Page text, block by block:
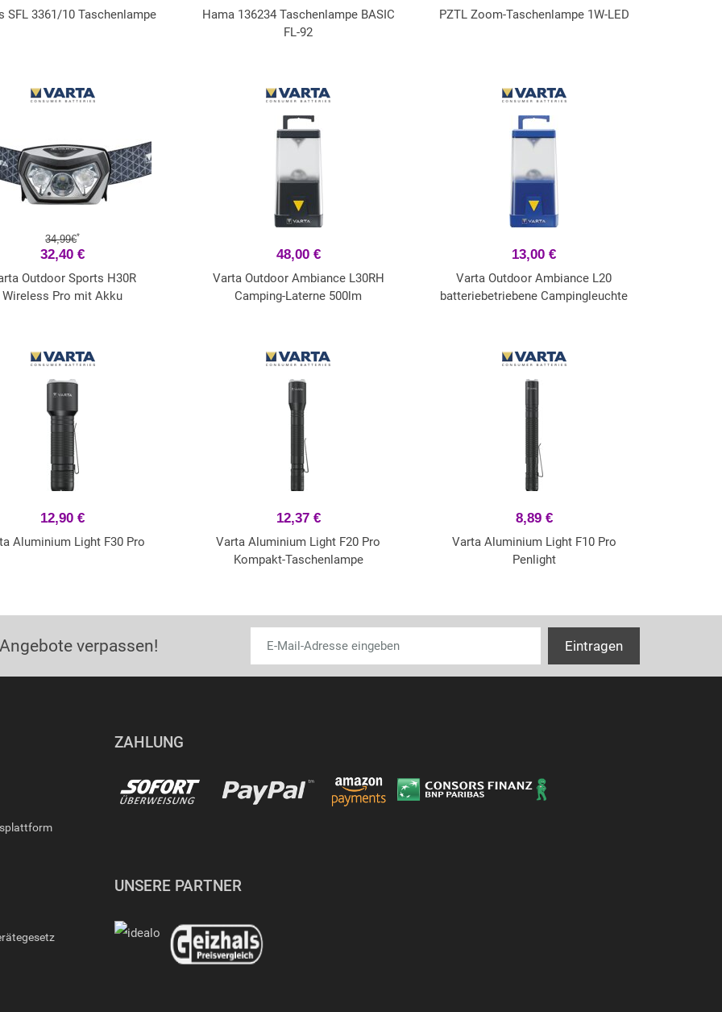
SFL 3361/10 Taschenlampe
Hama 136234 Taschenlampe BASIC
FL-92
PZTL Zoom-Taschenlampe 1W-LED
34,99€*
32,40 €
Outdoor Sports H30R
Wireless Pro mit Akku
48,00 €
Varta Outdoor Ambiance L30RH
Camping-Laterne 500lm
13,00 €
Varta Outdoor Ambiance L20
batteriebetriebene Campingleuchte
12,90 €
Aluminium Light F30 Pro
12,37 €
Varta Aluminium Light F20 Pro
Kompakt-Taschenlampe
8,89 €
Varta Aluminium Light F10 Pro
Penlight
verpassen!
ZAHLUNG
UNSERE PARTNER